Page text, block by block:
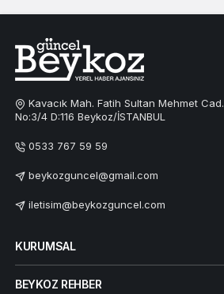
Kavacık Mah. Fatih Sultan Mehmet
No:3/4 D:116 Beykoz/İSTANBUL
0533 767 59 59
beykozguncel@gmail.com
iletisim@beykozguncel.com
KURUMSAL
BEYKOZ REHBER